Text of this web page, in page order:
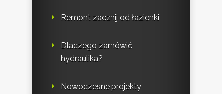
Remont zacznij od łazienki
Dlaczego zamówić
hydraulika?
Nowoczesne projekty